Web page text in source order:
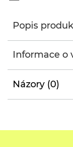
Popis
Informace o
Názory (0)